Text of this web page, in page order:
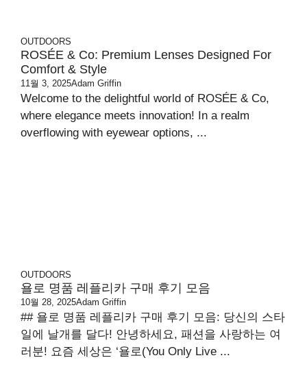
OUTDOORS
ROSÉE & Co: Premium Lenses Designed For
Comfort & Style
11월 3, 2025Adam Griffin
Welcome to the delightful world of ROSÉE & Co,
where elegance meets innovation! In a realm
overflowing with eyewear options, ...
OUTDOORS
욜로 명품 레플리카 구매 후기 모음
10월 28, 2025Adam Griffin
## 욜로 명품 레플리카 구매 후기 모음: 당신의 스타
일에 날개를 달다! 안녕하세요, 패션을 사랑하는 여
러분! 요즘 세상은 ‘욜로(You Only Live ...